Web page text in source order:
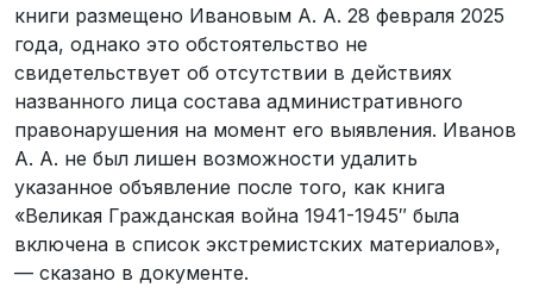
книги размещено Ивановым А. А. 28 февраля 2025
года, однако это обстоятельство не
свидетельствует об отсутствии в действиях
названного лица состава административного
правонарушения на момент его выявления. Иванов
А. А. не был лишен возможности удалить
указанное объявление после того, как книга
«Великая Гражданская война 1941-1945″ была
включена в список экстремистских материалов»,
— сказано в документе.